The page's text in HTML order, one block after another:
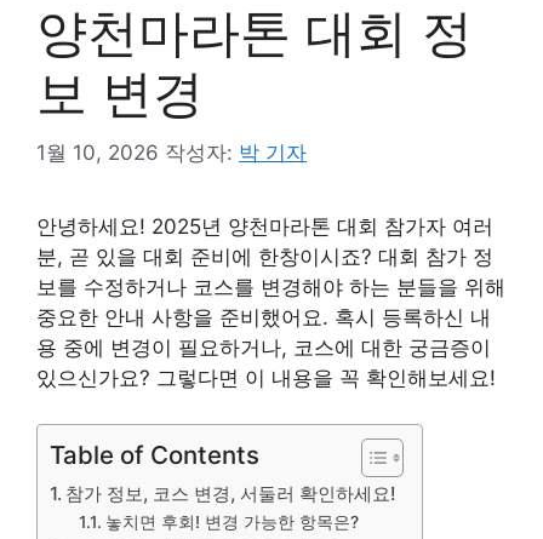
양천마라톤 대회 정
보 변경
1월 10, 2026 작성자: 박 기자
안녕하세요! 2025년 양천마라톤 대회 참가자 여러
분, 곧 있을 대회 준비에 한창이시죠? 대회 참가 정
보를 수정하거나 코스를 변경해야 하는 분들을 위해
중요한 안내 사항을 준비했어요. 혹시 등록하신 내
용 중에 변경이 필요하거나, 코스에 대한 궁금증이
있으신가요? 그렇다면 이 내용을 꼭 확인해보세요!
Table of Contents
참가 정보, 코스 변경, 서둘러 확인하세요!
놓치면 후회! 변경 가능한 항목은?